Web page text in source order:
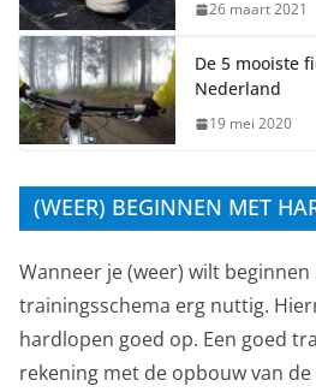
26 maart 2021
De 5 mooiste
Nederland
19 mei 2020
(WEER) BEGINNEN MET
Wanneer je (weer) wilt
trainingsschema erg nuttig.
hardlopen goed op. Een goed
rekening met de opbouw van